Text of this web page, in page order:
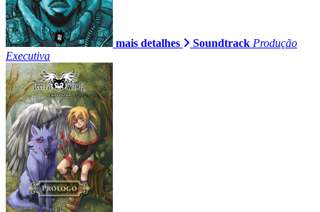
mais detalhes Soundtrack Produção
Executiva